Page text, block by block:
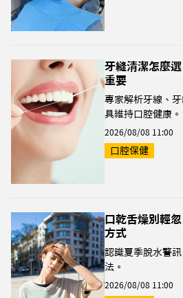
牙縫清潔怎麼
重要
專家解析牙線、
具維持口腔健康。
2026/08/08 11:00
口腔保健
口乾舌燥別輕
方式
認識夏季脫水警
法。
2026/08/08 11:00